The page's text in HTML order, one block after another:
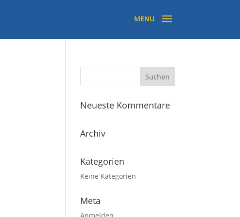
Neueste Kommentare
Archiv
Kategorien
Keine Kategorien
Meta